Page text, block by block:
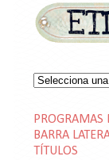
PROGRAMAS
BARRA
TÍTULOS